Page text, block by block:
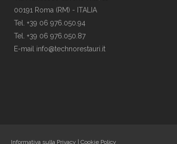
00191 Roma (RM) - ITALIA
Tel. +39 06 976.050.94
Tel. +39 06 976.050.87
E-mail info@technorestauri.it
Informativa sulla Privacy Cookie Policy